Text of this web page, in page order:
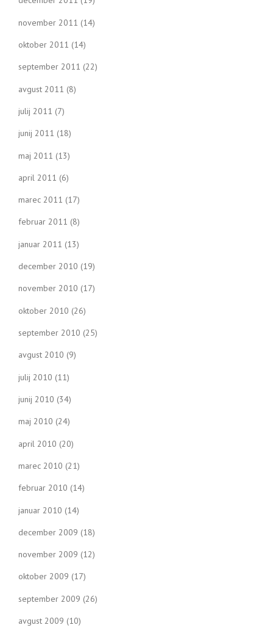
november 2011 (14)
oktober 2011 (14)
september 2011 (22)
avgust 2011 (8)
julij 2011 (7)
junij 2011 (18)
maj 2011 (13)
april 2011 (6)
marec 2011 (17)
februar 2011 (8)
januar 2011 (13)
december 2010 (19)
november 2010 (17)
oktober 2010 (26)
september 2010 (25)
avgust 2010 (9)
julij 2010 (11)
junij 2010 (34)
maj 2010 (24)
april 2010 (20)
marec 2010 (21)
februar 2010 (14)
januar 2010 (14)
december 2009 (18)
november 2009 (12)
oktober 2009 (17)
september 2009 (26)
avgust 2009 (10)